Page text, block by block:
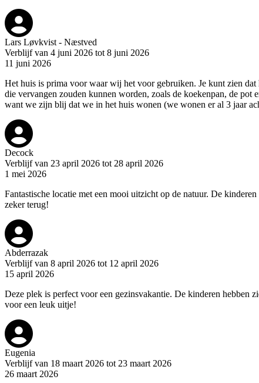
Lars Løvkvist - Næstved
Verblijf van 4 juni 2026 tot 8 juni 2026
11 juni 2026
Het huis is prima voor waar wij het voor gebruiken. Je kunt zien
die vervangen zouden kunnen worden, zoals de koekenpan, de pot
want we zijn blij dat we in het huis wonen (we wonen er al 3 jaar
Decock
Verblijf van 23 april 2026 tot 28 april 2026
1 mei 2026
Fantastische locatie met een mooi uitzicht op de natuur. De
zeker terug!
Abderrazak
Verblijf van 8 april 2026 tot 12 april 2026
15 april 2026
Deze plek is perfect voor een gezinsvakantie. De kinderen hebben
voor een leuk uitje!
Eugenia
Verblijf van 18 maart 2026 tot 23 maart 2026
26 maart 2026